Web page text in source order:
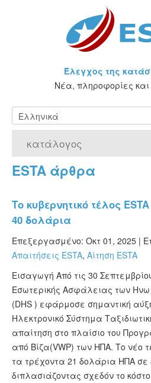
Έλεγχος της
Νέα, πληροφορίες και
κατάλογος
Αρχική Σελίδα
Τι είναι η άδεια ESTA;
VWP
ESTA Κατάσταση
ESTA άρθρα
ESTA άρθρα
Το κυβερνητικό τέλος
40 δολάρια
Επεξεργασμένο: Οκτ 01, 2025 |
Απαιτήσεις ESTA, Αίτηση ESTA
Εισαγωγή Από τις 30
Εσωτερικής Ασφάλειας των
(DHS ) εφάρμοσε σημαντική
Ηλεκτρονικό Σύστημα
απαίτηση στο πλαίσιο του
από Βίζα(VWP) των ΗΠΑ. Το νέο
τα τρέχοντα 21 δολάρια ΗΠΑ
διπλασιάζοντας σχεδόν το